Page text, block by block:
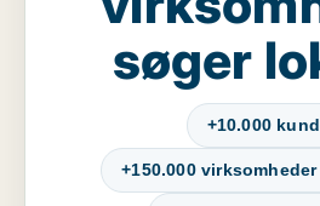
søger
+10.000
+150.000